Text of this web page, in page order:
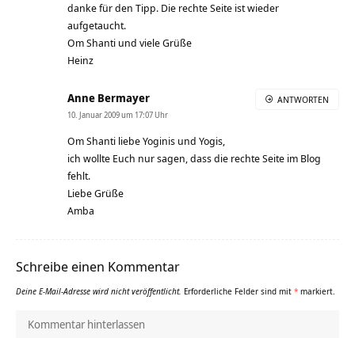
danke für den Tipp. Die rechte Seite ist wieder
aufgetaucht.
Om Shanti und viele Grüße
Heinz
Anne Bermayer
10. Januar 2009 um 17:07 Uhr
Om Shanti liebe Yoginis und Yogis,
ich wollte Euch nur sagen, dass die rechte Seite im Blog
fehlt.
Liebe Grüße
Amba
ANTWORTEN
Schreibe einen Kommentar
Deine E-Mail-Adresse wird nicht veröffentlicht. Erforderliche Felder sind mit * markiert.